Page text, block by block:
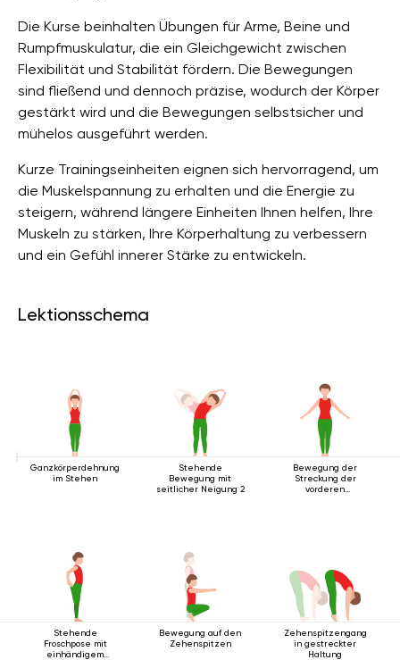
Die Kurse beinhalten Übungen für Arme, Beine und
Rumpfmuskulatur, die ein Gleichgewicht zwischen
Flexibilität und Stabilität fördern. Die Bewegungen
sind fließend und dennoch präzise, ​​wodurch der Körper
gestärkt wird und die Bewegungen selbstsicher und
mühelos ausgeführt werden.
Kurze Trainingseinheiten eignen sich hervorragend, um
die Muskelspannung zu erhalten und die Energie zu
steigern, während längere Einheiten Ihnen helfen, Ihre
Muskeln zu stärken, Ihre Körperhaltung zu verbessern
und ein Gefühl innerer Stärke zu entwickeln.
Lektionsschema
Ganzkörperdehnung
im Stehen
Stehende
Bewegung mit
seitlicher Neigung 2
Bewegung der
Streckung der
vorderen
Stehende
Froschpose mit
einhändigem
Bewegung auf den
Zehenspitzen
Zehenspitzengang
in gestreckter
Haltung